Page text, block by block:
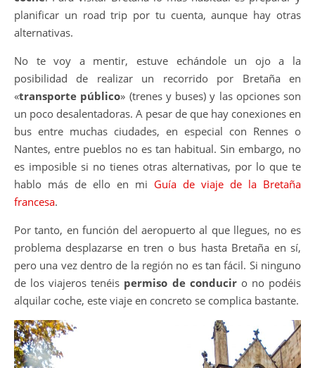
planificar un road trip por tu cuenta, aunque hay otras
alternativas.
No te voy a mentir, estuve echándole un ojo a la
posibilidad de realizar un recorrido por Bretaña en
«transporte público» (trenes y buses) y las opciones son
un poco desalentadoras. A pesar de que hay conexiones en
bus entre muchas ciudades, en especial con Rennes o
Nantes, entre pueblos no es tan habitual. Sin embargo, no
es imposible si no tienes otras alternativas, por lo que te
hablo más de ello en mi Guía de viaje de la Bretaña
francesa.
Por tanto, en función del aeropuerto al que llegues, no es
problema desplazarse en tren o bus hasta Bretaña en sí,
pero una vez dentro de la región no es tan fácil. Si ninguno
de los viajeros tenéis permiso de conduciro no podéis
alquilar coche, este viaje en concreto se complica bastante.